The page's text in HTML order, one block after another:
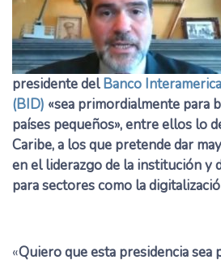
presidente delBanco
(BID) «sea primordialmente para
países pequeños», entre ellos lo
Caribe, a los que pretende dar
en el liderazgo de la institución y
para sectores como la
«Quiero que esta presidencia